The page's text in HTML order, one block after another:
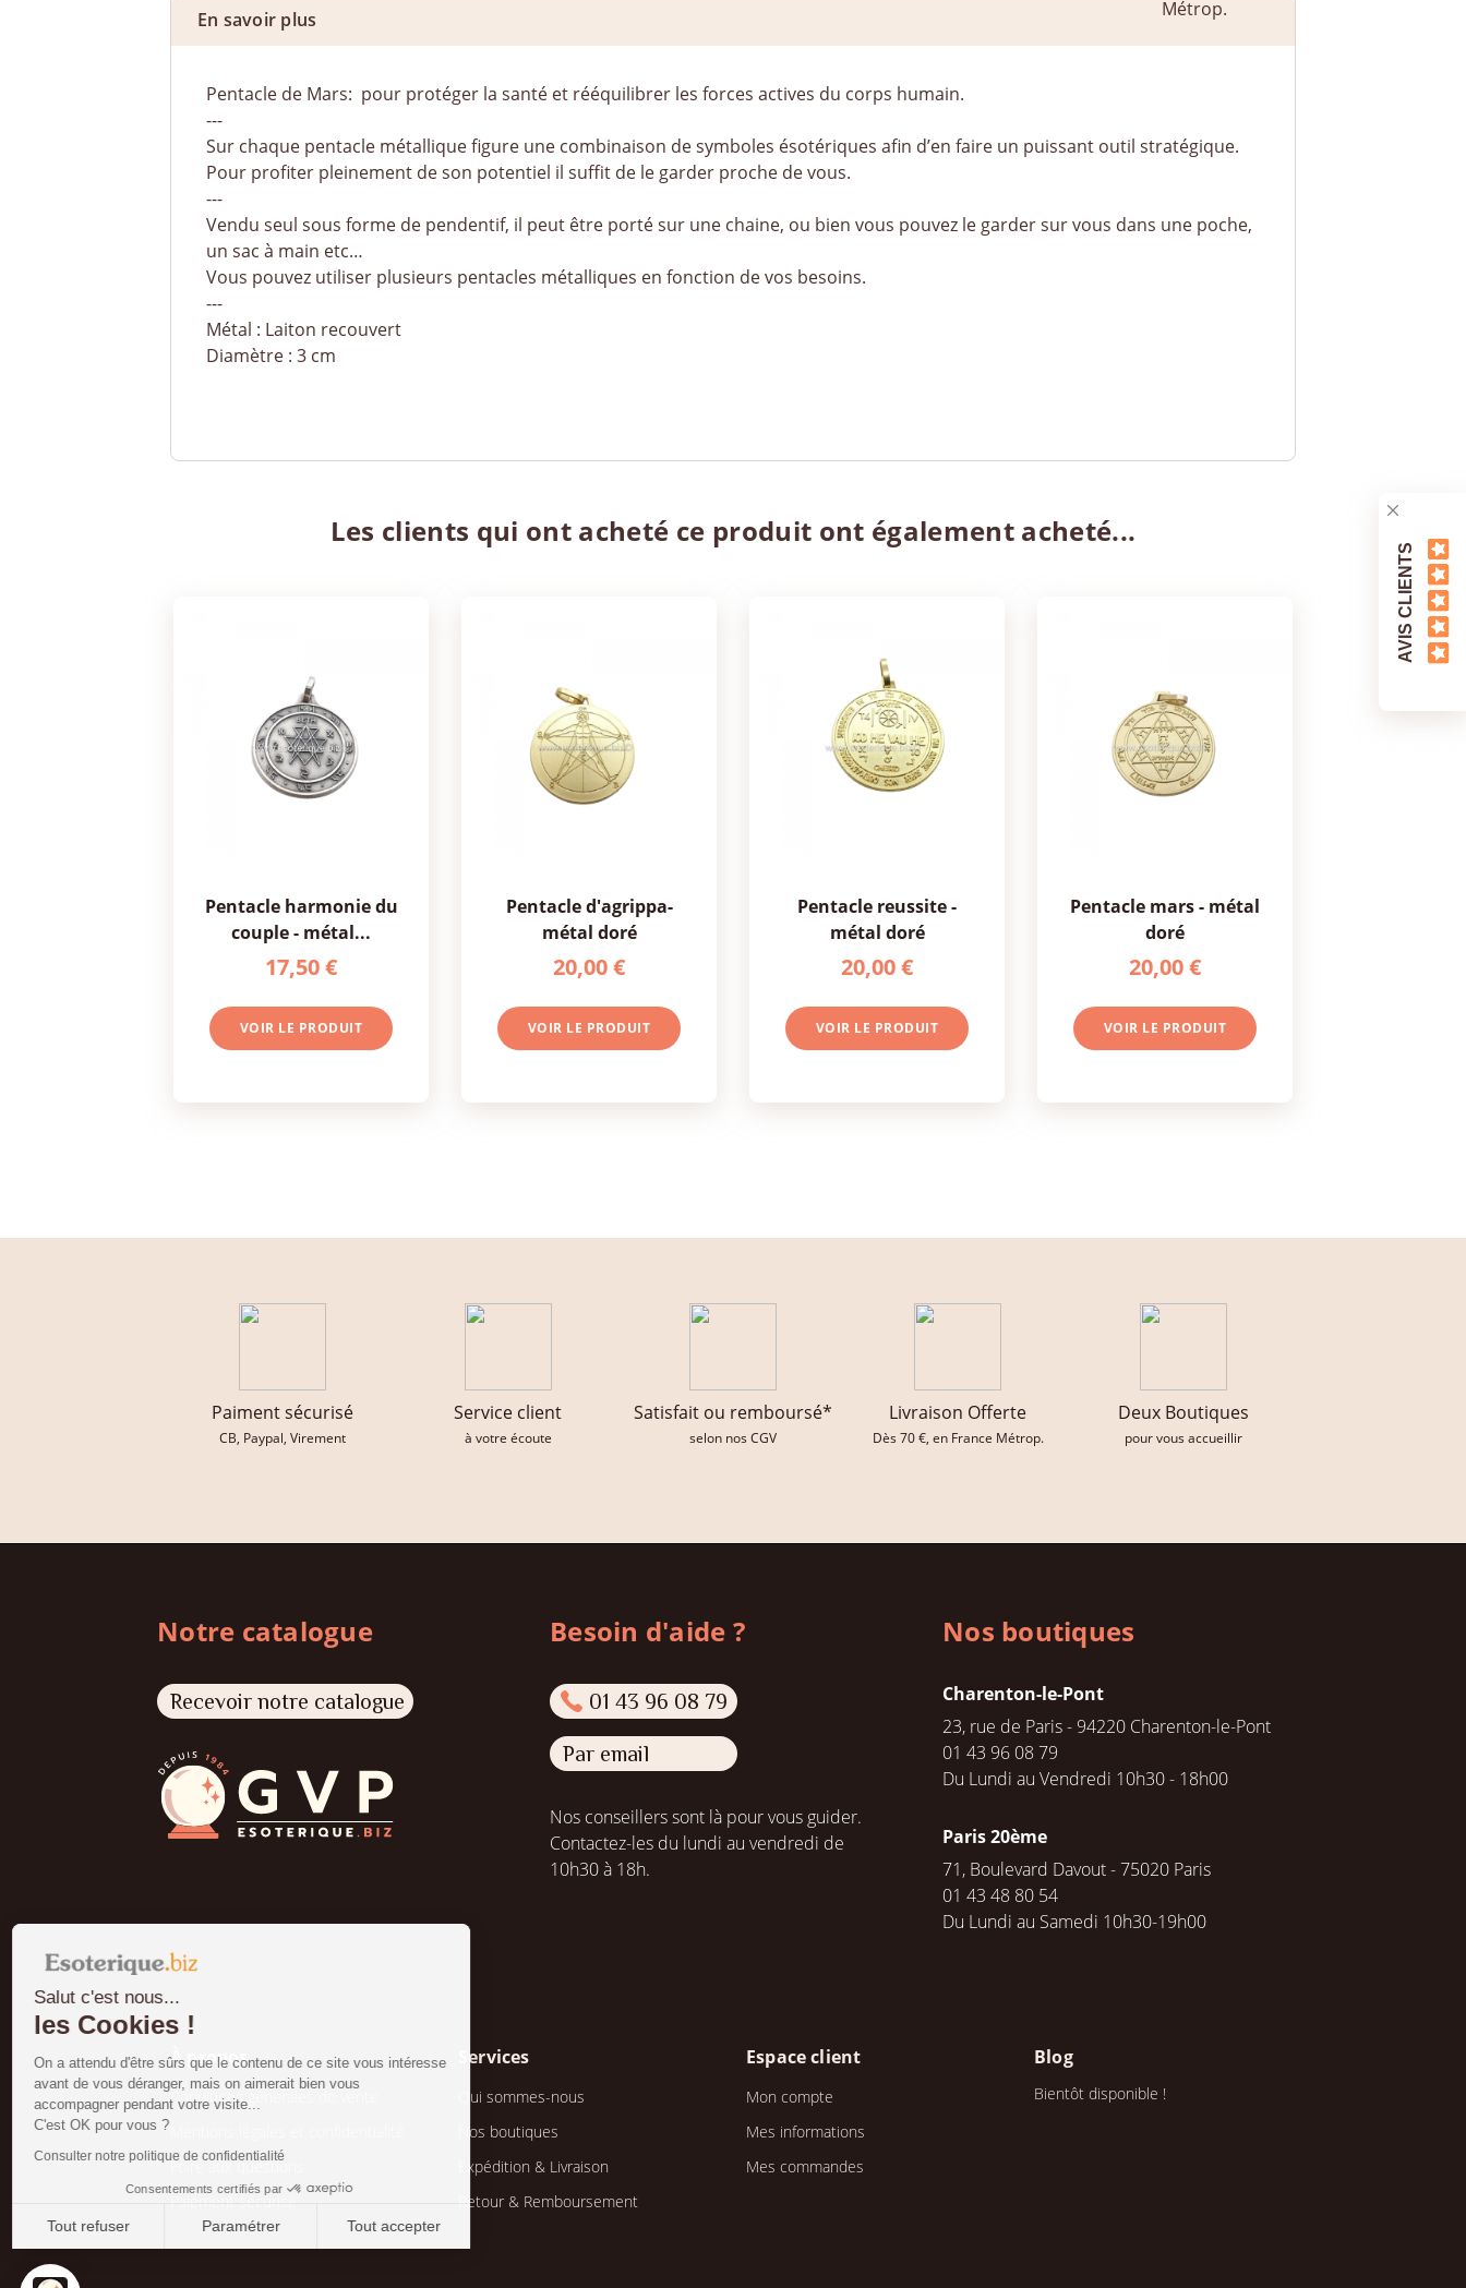
Salut c'est nous...
les Cookies !
On a attendu d'être sûrs que le contenu de ce site vous intéresse
avant de vous déranger, mais on aimerait bien vous
accompagner pendant votre visite...
C'est OK pour vous ?
Consulter notre politique de confidentialité
Consentements certifiés par
Tout refuser Paramétrer Tout accepter
Axeptio consent
Plateforme de Gestion du Consentement : Personnalisez vos Options
En savoir plus
Pentacle de Mars: pour protéger la santé et rééquilibrer les forces actives du corps humain.
---
Sur chaque pentacle métallique figure une combinaison de symboles ésotériques afin d’en faire un puissant outil stratégique.
Pour profiter pleinement de son potentiel il suffit de le garder proche de vous.
---
Vendu seul sous forme de pendentif, il peut être porté sur une chaine, ou bien vous pouvez le garder sur vous dans une poche,
un sac à main etc…
Vous pouvez utiliser plusieurs pentacles métalliques en fonction de vos besoins.
---
Métal : Laiton recouvert
Diamètre : 3 cm
Les clients qui ont acheté ce produit ont également acheté...
pentacle harmonie du
couple - métal...
17,50 €
VOIR LE PRODUIT
pentacle d'agrippa-
métal doré
20,00 €
VOIR LE PRODUIT
pentacle reussite -
métal doré
20,00 €
VOIR LE PRODUIT
pentacle mars - métal
doré
20,00 €
VOIR LE PRODUIT
Paiment sécurisé
CB, Paypal, Virement
Service client
à votre écoute
Satisfait ou remboursé*
selon nos CGV
Livraison Offerte
Dès 70 €, en France Métrop.
Deux Boutiques
pour vous accueillir
Notre catalogue
Recevoir notre catalogue
Besoin d'aide ?
01 43 96 08 79
Par email
Nos conseillers sont là pour vous guider.
Contactez-les du lundi au vendredi de
10h30 à 18h.
AVIS CLIENTS
Nos boutiques
Charenton-le-Pont
23, rue de Paris - 94220 Charenton-le-Pont
01 43 96 08 79
Du Lundi au Vendredi 10h30 - 18h00
Paris 20ème
71, Boulevard Davout - 75020 Paris
01 43 48 80 54
Du Lundi au Samedi 10h30-19h00
À propos
Conditions générales de vente
Foire aux questions
Paiement sécurisé
Services
Qui sommes-nous
Nos boutiques
Expédition & Livraison
Retour & Remboursement
Espace client
Mon compte
Mes informations
Mes commandes
Blog
Bientôt disponible !